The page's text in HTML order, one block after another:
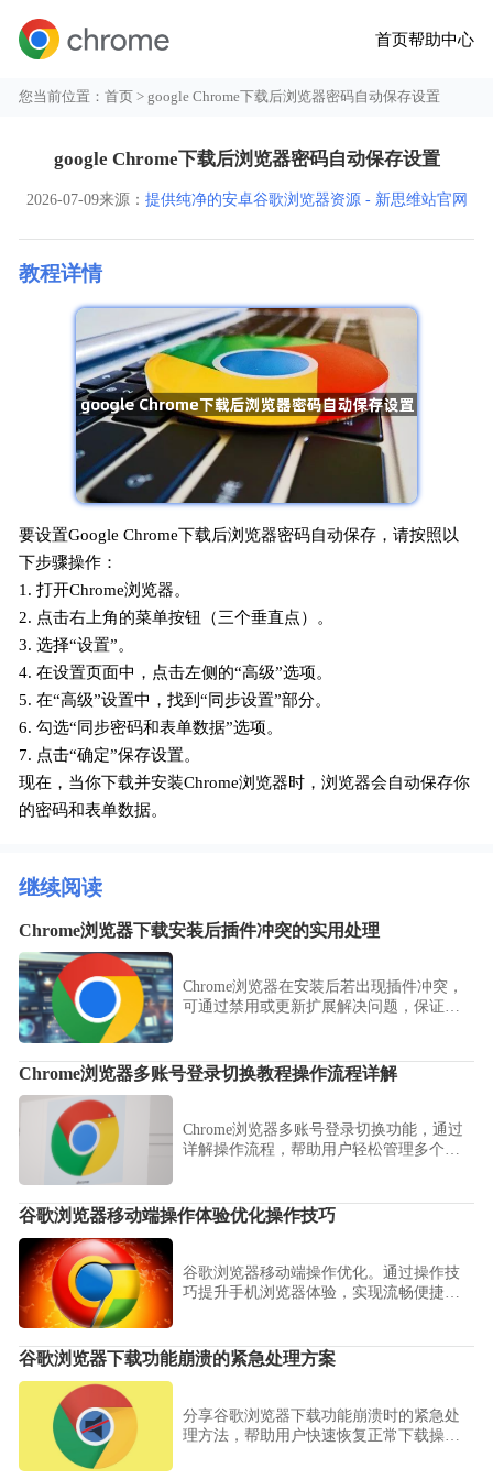
首页帮助中心
您当前位置：首页 > google Chrome下载后浏览器密码自动保存设置
google Chrome下载后浏览器密码自动保存设置
2026-07-09来源： 提供纯净的安卓谷歌浏览器资源 - 新思维站官网
教程详情
要设置Google Chrome下载后浏览器密码自动保存，请按照以
下步骤操作：
1. 打开Chrome浏览器。
2. 点击右上角的菜单按钮（三个垂直点）。
3. 选择“设置”。
4. 在设置页面中，点击左侧的“高级”选项。
5. 在“高级”设置中，找到“同步设置”部分。
6. 勾选“同步密码和表单数据”选项。
7. 点击“确定”保存设置。
现在，当你下载并安装Chrome浏览器时，浏览器会自动保存你
的密码和表单数据。
继续阅读
Chrome浏览器下载安装后插件冲突的实用处理
Chrome浏览器在安装后若出现插件冲突，
可通过禁用或更新扩展解决问题，保证浏
Chrome浏览器多账号登录切换教程操作流程详解
Chrome浏览器多账号登录切换功能，通过
详解操作流程，帮助用户轻松管理多个账
谷歌浏览器移动端操作体验优化操作技巧
谷歌浏览器移动端操作优化。通过操作技
巧提升手机浏览器体验，实现流畅便捷的
谷歌浏览器下载功能崩溃的紧急处理方案
分享谷歌浏览器下载功能崩溃时的紧急处
理方法，帮助用户快速恢复正常下载操